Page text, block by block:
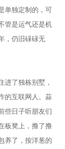
单独定制的，可
管是运气还是机
，仍旧碌碌无
进了独栋别墅，
的互联网人。蒜
些日子听朋友们
板凳上，撸了撸
养了，按洋葱的